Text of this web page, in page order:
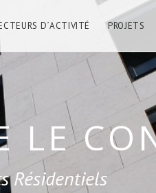
D´ACTIVITÉ PROJETS